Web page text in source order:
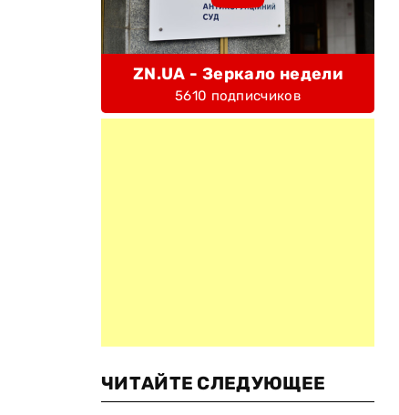
ZN.UA - Зеркало недели
5610 подписчиков
ЧИТАЙТЕ СЛЕДУЮЩЕЕ